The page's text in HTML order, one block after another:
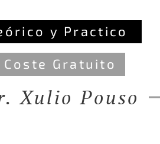
y Practico
Coste Gratuito
Xulio Pouso